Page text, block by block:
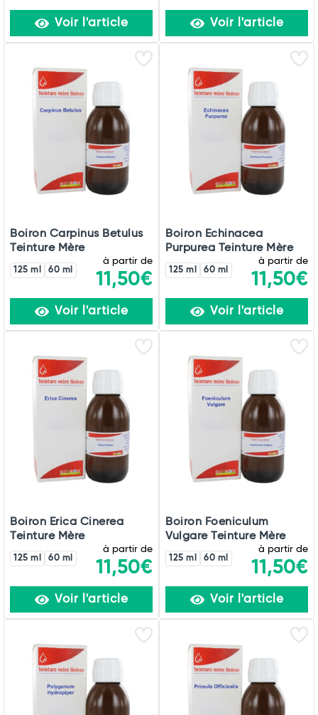
Voir l'article Voir l'article
Boiron Carpinus Betulus
Teinture Mère
125 ml 60 ml
à partir de
11,50€
Voir l'article
Boiron Echinacea
Purpurea Teinture Mère
125 ml 60 ml
à partir de
11,50€
Voir l'article
Boiron Erica Cinerea
Teinture Mère
125 ml 60 ml
à partir de
11,50€
Voir l'article
Boiron Foeniculum
Vulgare Teinture Mère
125 ml 60 ml
à partir de
11,50€
Voir l'article